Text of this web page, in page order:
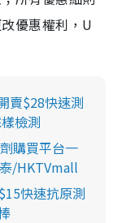
優惠權利，U
賣$28快速測
檢測
購買平台一
/HKTVmall
快速抗原測